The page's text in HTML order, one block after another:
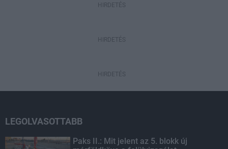
HIRDETÉS
HIRDETÉS
HIRDETÉS
LEGOLVASOTTABB
Paks II.: Mit jelent az 5. blokk új